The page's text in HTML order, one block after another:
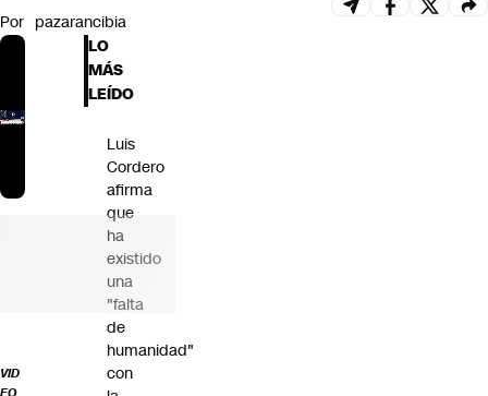
Por pazarancibia
VID
LO
MÁS
LEÍDO
Luis
Cordero
afirma
que
ha
existido
una
"falta
de
humanidad"
con